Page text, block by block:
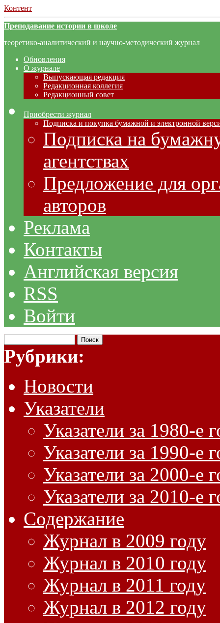
Контент
Преподавание истории в школе
теоретико-аналитический и научно-методический журнал
Обновления
О журнале
Выпускающая редакция
Редакционная коллегия
Редакционный совет
Приобрести журнал
Подписка и покупка бумажной и электронной
Подписка на
агентствах
Предложение для
авторов
Реклама
Контакты
Английская версия
RSS
Войти
Рубрики:
Новости
Указатели
Указатели за 1980-е
Указатели за 1990-е
Указатели за 2000-е
Указатели за 2010-е
Содержание
Журнал в 2009 году
Журнал в 2010 году
Журнал в 2011 году
Журнал в 2012 году